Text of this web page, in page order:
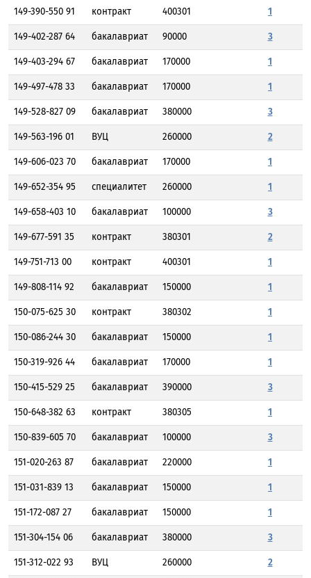
149-390-550 91 контракт 400301 1
149-402-287 64 бакалавриат 90000 3
149-403-294 67 бакалавриат 170000 1
149-497-478 33 бакалавриат 170000 1
149-528-827 09 бакалавриат 380000 3
149-563-196 01 ВУЦ 260000 2
149-606-023 70 бакалавриат 170000 1
149-652-354 95 специалитет 260000 1
149-658-403 10 бакалавриат 100000 3
149-677-591 35 контракт 380301 2
149-751-713 00 контракт 400301 1
149-808-114 92 бакалавриат 150000 1
150-075-625 30 контракт 380302 1
150-086-244 30 бакалавриат 150000 1
150-319-926 44 бакалавриат 170000 1
150-415-529 25 бакалавриат 390000 3
150-648-382 63 контракт 380305 1
150-839-605 70 бакалавриат 100000 3
151-020-263 87 бакалавриат 220000 1
151-031-839 13 бакалавриат 150000 1
151-172-087 27 бакалавриат 150000 1
151-304-154 06 бакалавриат 380000 3
151-312-022 93 ВУЦ 260000 2